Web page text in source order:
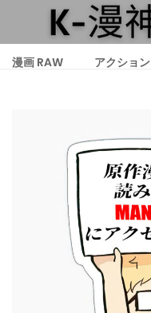
漫画 RAW アクション